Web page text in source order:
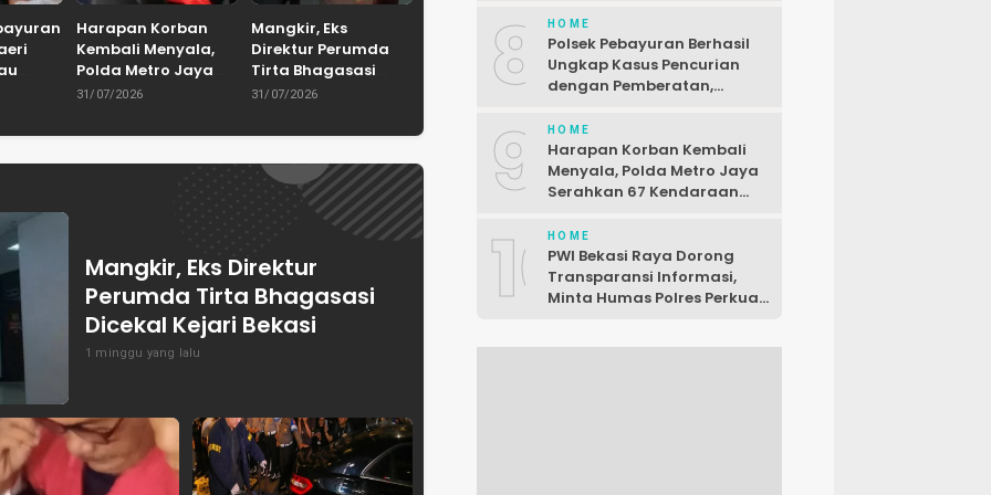
Desa
Harapan Korban
Kembali Menyala,
Polda Metro Jaya
Serahkan 67
31/07/2026
Mangkir, Eks
Direktur Perumda
Tirta Bhagasasi
Dicekal Kejari Bekasi
31/07/2026
Mangkir, Eks Direktur
Perumda Tirta Bhagasasi
Dicekal Kejari Bekasi
1 minggu yang lalu
8 HOME
Polsek Pebayuran Berhasil
Ungkap Kasus Pencurian
dengan Pemberatan,
Karawang
9 HOME
Harapan Korban Kembali
Menyala, Polda Metro Jaya
Serahkan 67 Kendaraan
10HOME
PWI Bekasi Raya Dorong
Transparansi Informasi,
Minta Humas Polres Perkuat